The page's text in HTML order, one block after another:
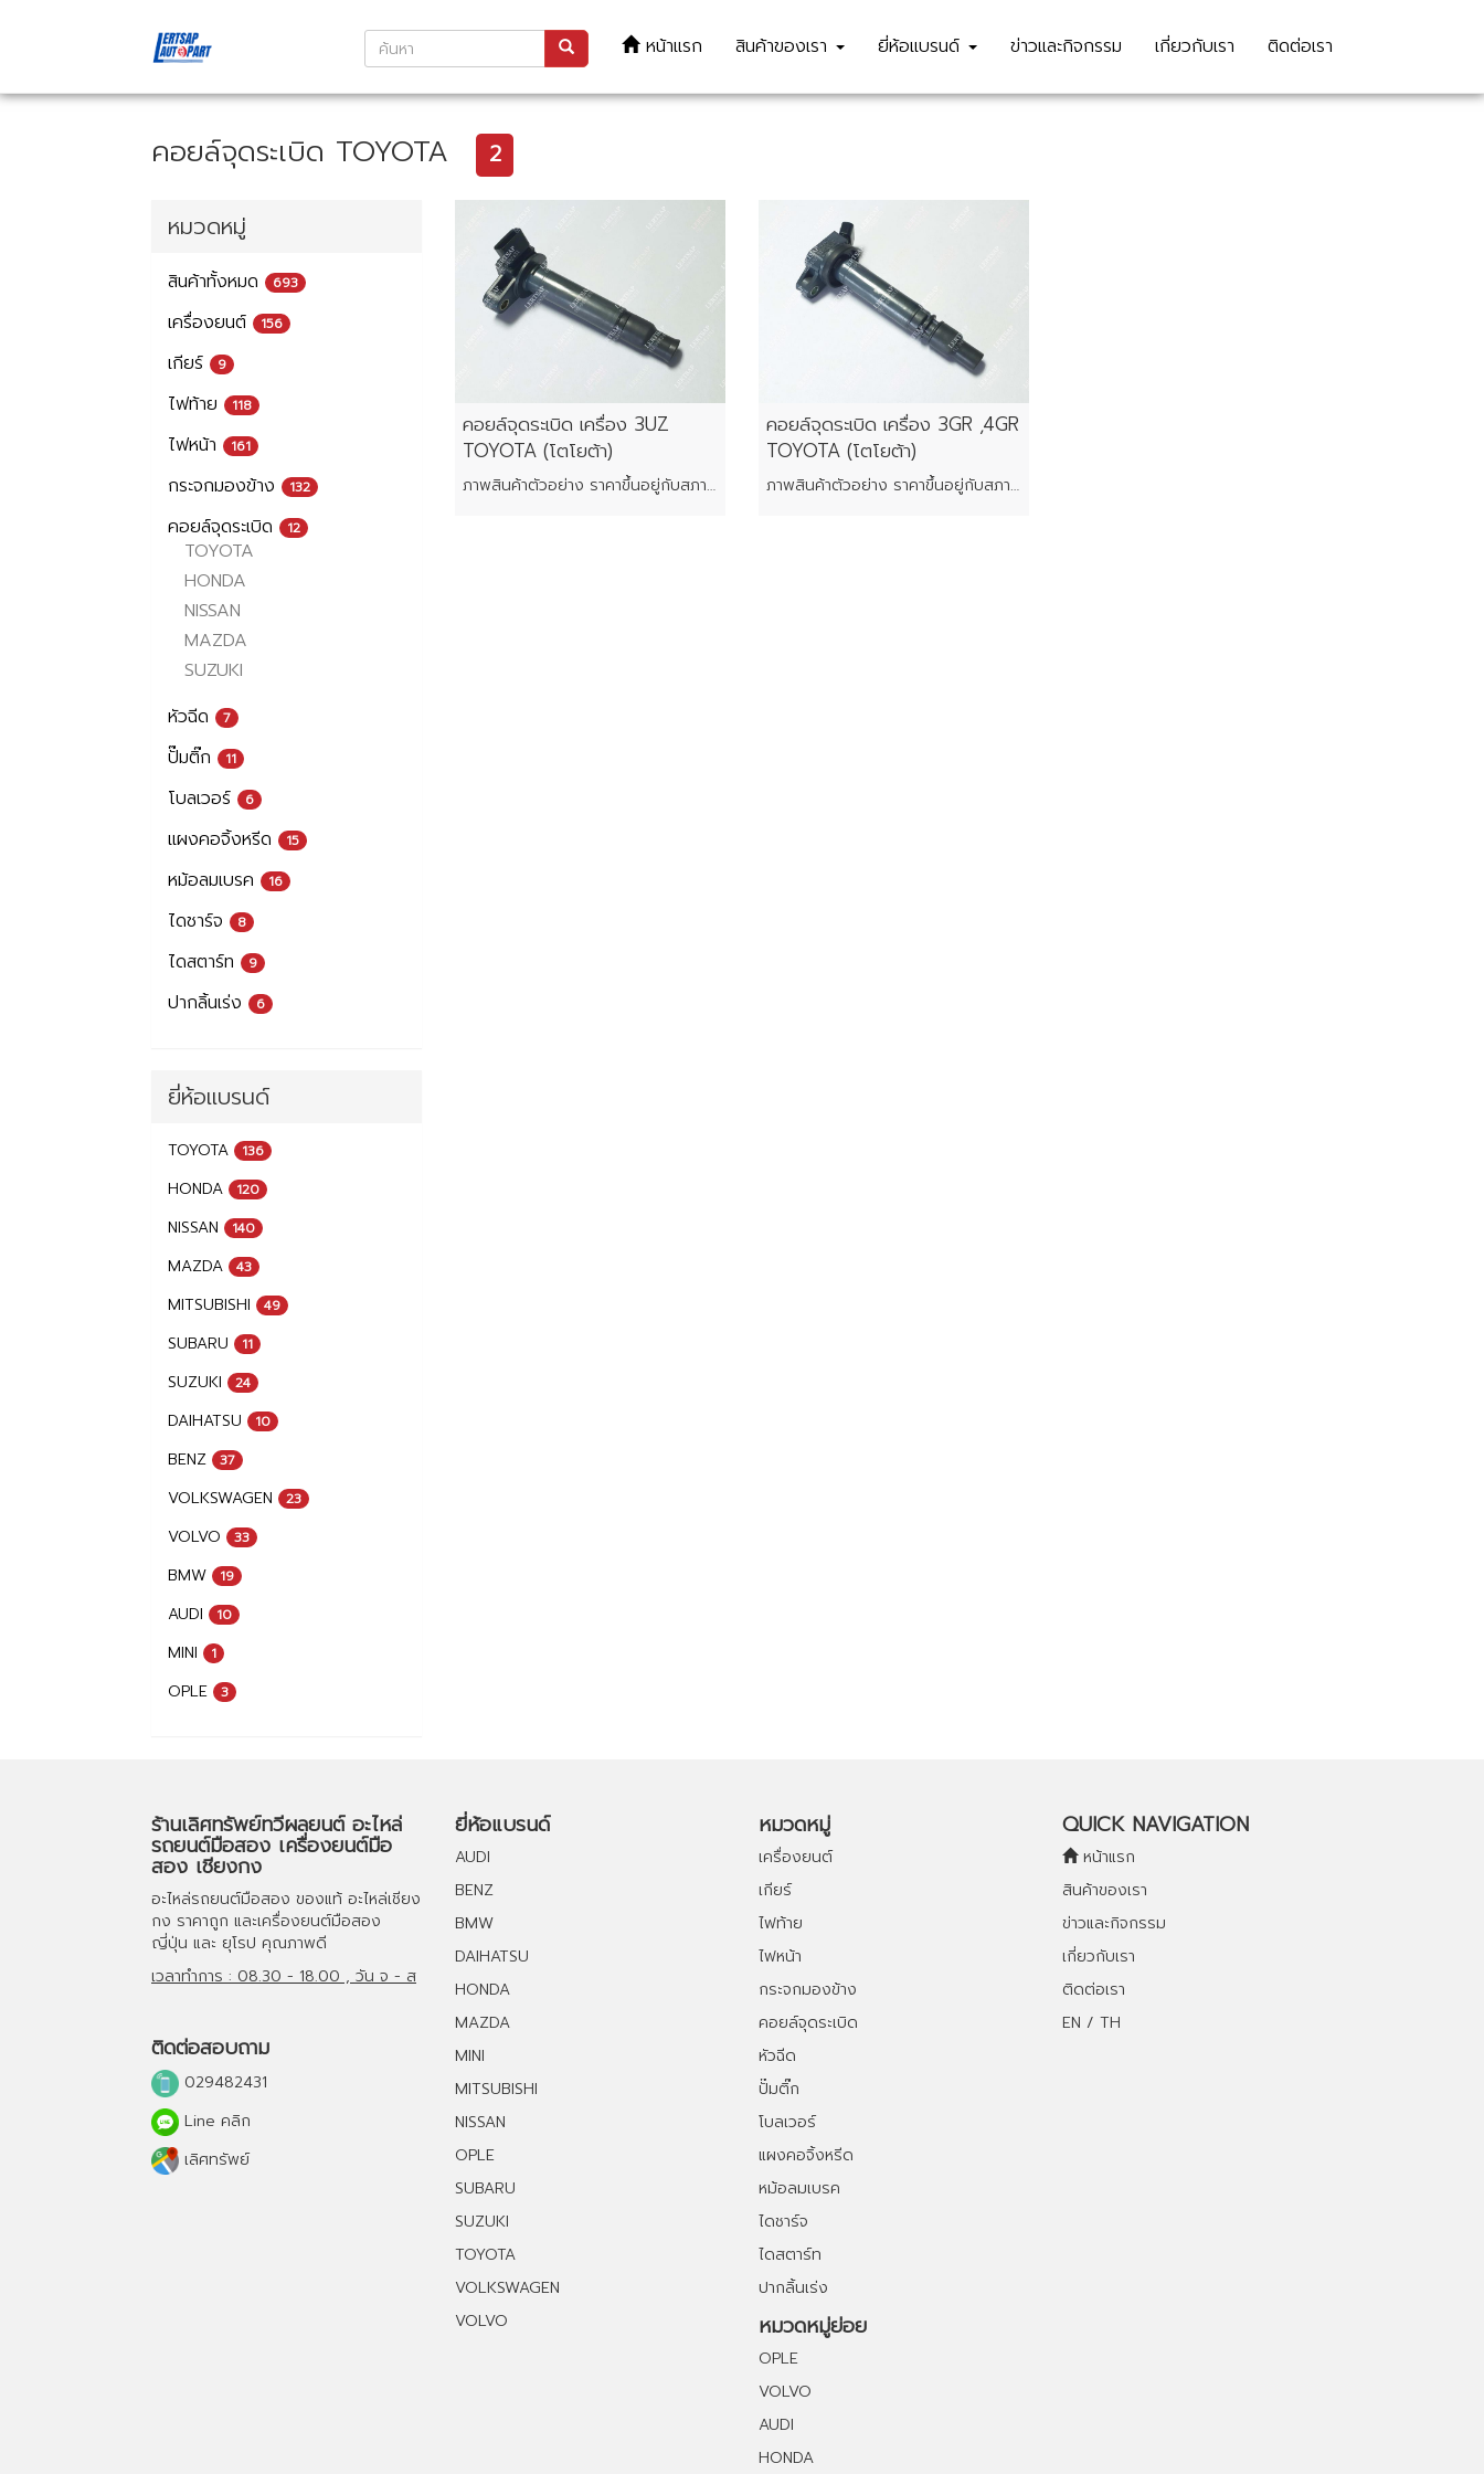
หน้าแรก สินค้าของเรา ยี่ห้อแบรนด์ ข่าวและกิจกรรม เกี่ยวกับเรา ติดต่อเรา
คอยล์จุดระเบิด TOYOTA 2
หมวดหมู่
สินค้าทั้งหมด 693
เครื่องยนต์ 156
เกียร์ 9
ไฟท้าย 118
ไฟหน้า 161
กระจกมองข้าง 132
คอยล์จุดระเบิด 12
TOYOTA
HONDA
NISSAN
MAZDA
SUZUKI
หัวฉีด
7
ปั๊มติ๊ก 11
โบลเวอร์ 6
แผงคอจิ้งหรีด 15
หม้อลมเบรค 16
ไดชาร์จ 8
ไดสตาร์ท 9
ปากลิ้นเร่ง 6
ยี่ห้อแบรนด์
TOYOTA 136
HONDA 120
NISSAN 140
MAZDA 43
MITSUBISHI 49
SUBARU 11
SUZUKI 24
DAIHATSU 10
BENZ 37
VOLKSWAGEN 23
VOLVO 33
BMW 19
AUDI 10
MINI 1
OPLE 3
คอยล์จุดระเบิด เครื่อง 3UZ
TOYOTA (โตโยต้า)
ภาพสินค้าตัวอย่าง ราคาขึ้นอยู่กับสภาพของแต่ละชิ้น
คอยล์จุดระเบิด เครื่อง 3GR ,4GR
TOYOTA (โตโยต้า)
ภาพสินค้าตัวอย่าง ราคาขึ้นอยู่กับสภาพของแต่ละชิ้น
ร้านเลิศทรัพย์ทวีผลยนต์ อะไหล่
รถยนต์มือสอง เครื่องยนต์มือ
สอง เชียงกง
อะไหล่รถยนต์มือสอง ของแท้ อะไหล่เชียง
กง ราคาถูก และเครื่องยนต์มือสอง
ญี่ปุ่น และ ยุโรป คุณภาพดี
เวลาทำการ : 08.30 - 18.00 , วัน จ - ส
ติดต่อสอบถาม
029482431
Line คลิก
เลิศทรัพย์
ยี่ห้อแบรนด์
AUDI
BENZ
BMW
DAIHATSU
HONDA
MAZDA
MINI
MITSUBISHI
NISSAN
OPLE
SUBARU
SUZUKI
TOYOTA
VOLKSWAGEN
VOLVO
หมวดหมู่
เครื่องยนต์
เกียร์
ไฟท้าย
ไฟหน้า
กระจกมองข้าง
คอยล์จุดระเบิด
หัวฉีด
ปั๊มติ๊ก
โบลเวอร์
แผงคอจิ้งหรีด
หม้อลมเบรค
ไดชาร์จ
ไดสตาร์ท
ปากลิ้นเร่ง
หมวดหมู่ย่อย
OPLE
VOLVO
AUDI
HONDA
QUICK NAVIGATION
หน้าแรก
สินค้าของเรา
ข่าวและกิจกรรม
เกี่ยวกับเรา
ติดต่อเรา
EN / TH